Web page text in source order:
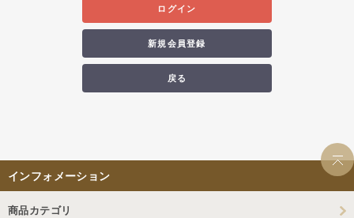
ログイン
新規会員登録
戻る
インフォメーション
商品カテゴリ